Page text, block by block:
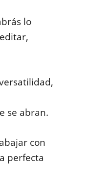
lo
se abran.
con
perfecta